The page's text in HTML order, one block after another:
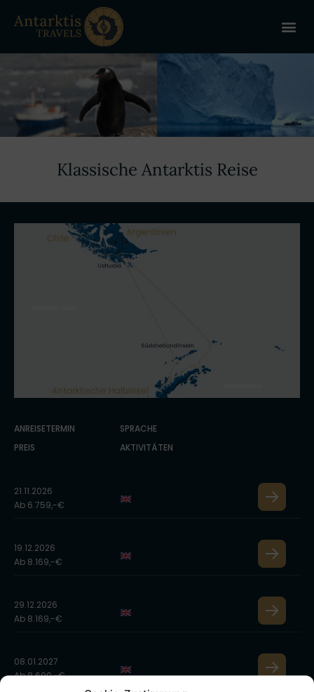
Klassische Antarktis Reise
ANREISETERMIN
PREIS
SPRACHE
AKTIVITÄTEN
21.11.2026
Ab 6.759,-€
19.12.2026
Ab 8.169,-€
29.12.2026
Ab 8.169,-€
08.01.2027
Ab 8.690,-€